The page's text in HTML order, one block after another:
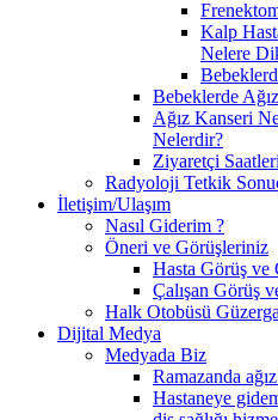
Kalp
Nelere
Bebeklerde
Ağız Kanseri
Nelerdir?
Ziyaretçi Saatleri
Radyoloji Tetkik
İletişim/Ulaşım
Nasıl Giderim ?
Öneri ve Görüşleriniz
Hasta Görüş ve
Çalışan Görüş
Halk Otobüsü
Dijital Medya
Medyada Biz
Ramazanda
Hastaneye